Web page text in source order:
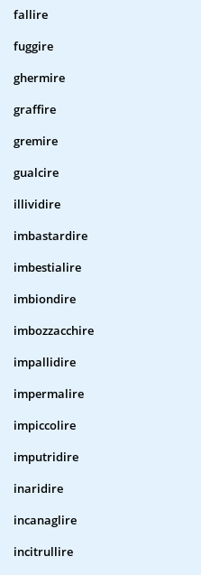
fallire
fuggire
ghermire
graffire
gremire
gualcire
illividire
imbastardire
imbestialire
imbiondire
imbozzacchire
impallidire
impermalire
impiccolire
imputridire
inaridire
incanaglire
incitrullire